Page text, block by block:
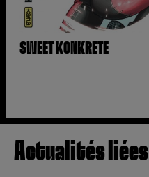
SWEET KONKRETE
Actualités liées